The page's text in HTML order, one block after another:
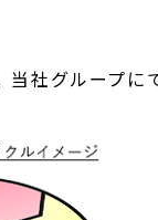
社グループに